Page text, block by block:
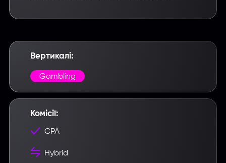
Вертикалі:
Gambling
Комісії:
CPA
Hybrid